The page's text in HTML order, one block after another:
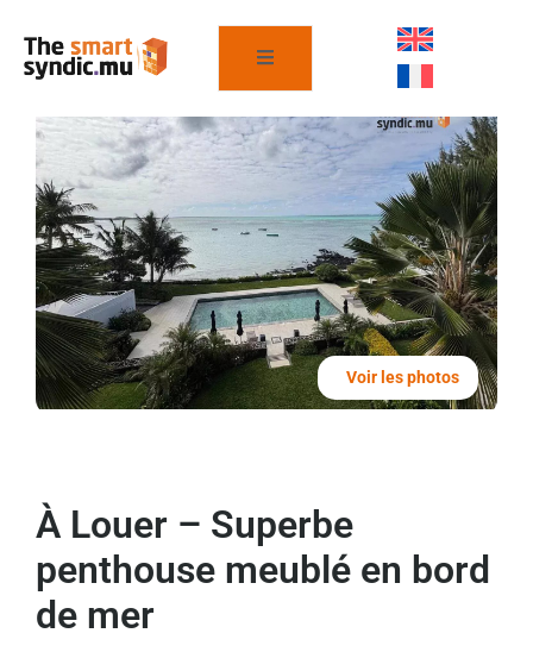
Voir les photos
À Louer – Superbe
penthouse meublé en bord
de mer